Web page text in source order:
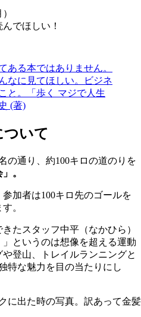
でほしい！
ある本ではありません。
なに見てほしい。ビジネ
と。「歩く マジで人生
(著)
ついて
の通り、約100キロの道のりを
。
加者は100キロ先のゴールを
。
たスタッフ中平（なかひら）
というのは想像を超える運動
登山、トレイルランニングと
特な魅力を目の当たりにし